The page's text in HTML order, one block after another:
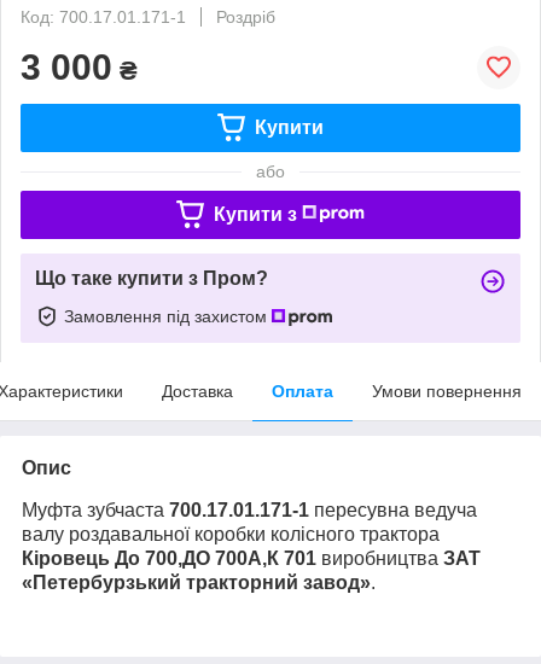
Код: 700.17.01.171-1
Роздріб
3 000 ₴
Купити
або
Купити з
Що таке купити з Пром?
Замовлення під захистом
Доставка Оплата Умови повернення
Опис
Муфта зубчаста 700.17.01.171-1 пересувна ведуча
валу роздавальної коробки колісного трактора
Кіровець До 700,ДО 700А,К 701 виробництва ЗАТ
«Петербурзький тракторний завод».